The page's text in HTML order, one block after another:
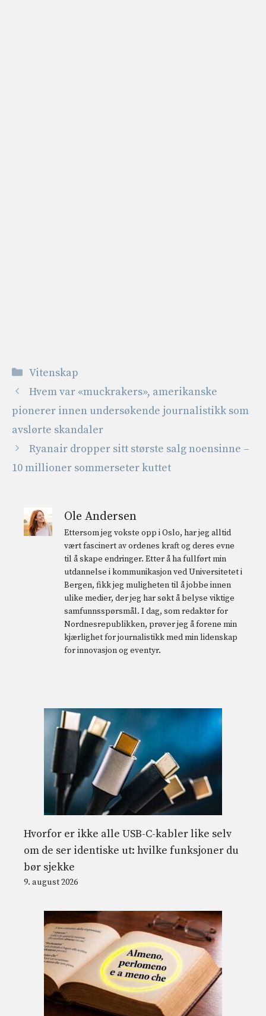
Kategorier
Vitenskap
Hvem var «muckrakers», amerikanske
pionerer innen undersøkende journalistikk som
avslørte skandaler
Ryanair dropper sitt største salg noensinne –
10 millioner sommerseter kuttet
Ole Andersen
Ettersom jeg vokste opp i Oslo, har jeg alltid
vært fascinert av ordenes kraft og deres evne
til å skape endringer. Etter å ha fullført min
utdannelse i kommunikasjon ved Universitetet i
Bergen, fikk jeg muligheten til å jobbe innen
ulike medier, der jeg har søkt å belyse viktige
samfunnsspørsmål. I dag, som redaktør for
Nordnesrepublikken, prøver jeg å forene min
kjærlighet for journalistikk med min lidenskap
for innovasjon og eventyr.
Hvorfor er ikke alle USB-C-kabler like selv
om de ser identiske ut: hvilke funksjoner du
bør sjekke
9. august 2026